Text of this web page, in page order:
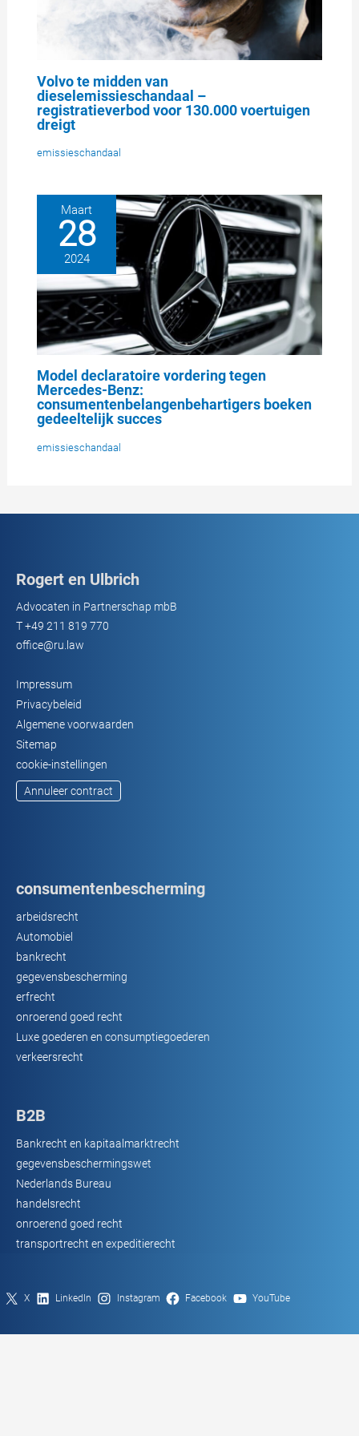
Volvo te midden van
dieselemissieschandaal –
registratieverbod voor 130.000 voertuigen
dreigt
emissieschandaal
Maart
28
2024
Model declaratoire vordering tegen
Mercedes-Benz:
consumentenbelangenbehartigers boeken
gedeeltelijk succes
emissieschandaal
Rogert en Ulbrich
Advocaten in Partnerschap mbB
T+49 211 819 770
office@ru.law
Impressum
Privacybeleid
Algemene voorwaarden
Sitemap
cookie-instellingen
Annuleer contract
consumentenbescherming
arbeidsrecht
Automobiel
bankrecht
gegevensbescherming
erfrecht
onroerend goed recht
Luxe goederen en consumptiegoederen
verkeersrecht
B2B
Bankrecht en kapitaalmarktrecht
gegevensbeschermingswet
Nederlands Bureau
handelsrecht
onroerend goed recht
transportrecht en expeditierecht
X LinkedIn Instagram Facebook YouTube